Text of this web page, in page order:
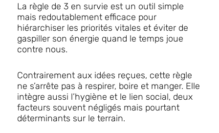
La règle de 3 en survie est un outil simple
mais redoutablement efficace pour
hiérarchiser les priorités vitales et éviter de
gaspiller son énergie quand le temps joue
contre nous.
Contrairement aux idées reçues, cette règle
ne s’arrête pas à respirer, boire et manger. Elle
intègre aussi l’hygiène et le lien social, deux
facteurs souvent négligés mais pourtant
déterminants sur le terrain.